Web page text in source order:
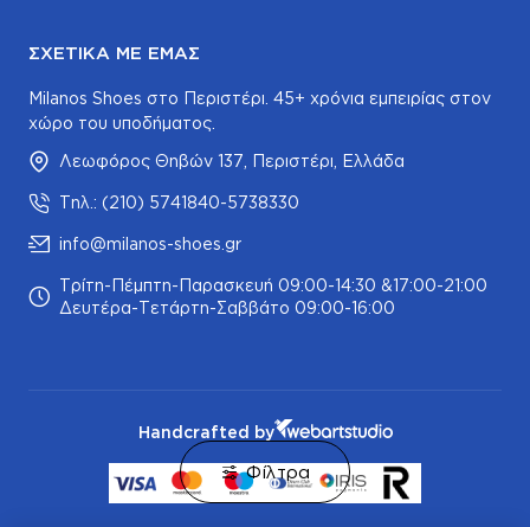
ΣΧΕΤΙΚΆ ΜΕ ΕΜΆΣ
Milanos Shoes στο Περιστέρι. 45+ χρόνια εμπειρίας στον
χώρο του υποδήματος.
Λεωφόρος Θηβών 137, Περιστέρι, Ελλάδα
Τηλ.: (210) 5741840-5738330
info@milanos-shoes.gr
Τρίτη-Πέμπτη-Παρασκευή 09:00-14:30 &17:00-21:00
Δευτέρα-Τετάρτη-Σαββάτο 09:00-16:00
Handcrafted by
Φίλτρα